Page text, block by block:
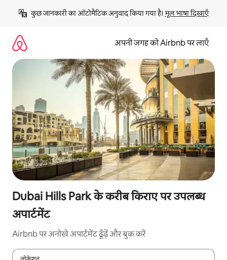
छोड़कर
कॉन्टेंट
कुछ जानकारी का ऑटोमैटिक अनुवाद किया गया है। मूल भाषा दिखाएँ
अपनी जगह को Airbnb पर लाएँ
Dubai Hills Park के करीब किराए पर उपलब्ध
अपार्टमेंट
Airbnb पर अनोखे अपार्टमेंट ढूँढ़ें और बुक करें